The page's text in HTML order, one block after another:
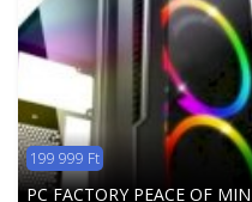
199 999 Ft
PC FACTORY PEACE OF